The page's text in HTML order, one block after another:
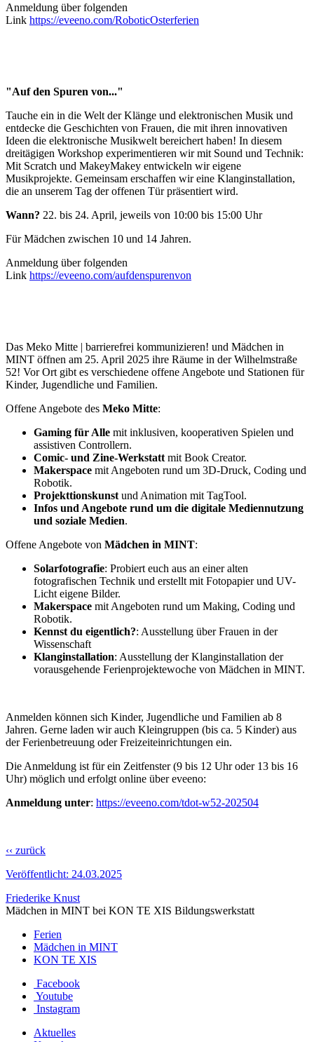
Anmeldung über folgenden
Link https://eveeno.com/RoboticOsterferien
"Auf den Spuren von..."
Tauche ein in die Welt der Klänge und elektronischen Musik und
entdecke die Geschichten von Frauen, die mit ihren innovativen
Ideen die elektronische Musikwelt bereichert haben! In diesem
dreitägigen Workshop experimentieren wir mit Sound und Technik:
Mit Scratch und MakeyMakey entwickeln wir eigene
Musikprojekte. Gemeinsam erschaffen wir eine Klanginstallation,
die an unserem Tag der offenen Tür präsentiert wird.
Wann? 22. bis 24. April, jeweils von 10:00 bis 15:00 Uhr
Für Mädchen zwischen 10 und 14 Jahren.
Anmeldung über folgenden
Link https://eveeno.com/aufdenspurenvon
Das Meko Mitte | barrierefrei kommunizieren! und Mädchen in
MINT öffnen am 25. April 2025 ihre Räume in der Wilhelmstraße
52! Vor Ort gibt es verschiedene offene Angebote und Stationen für
Kinder, Jugendliche und Familien.
Offene Angebote des Meko Mitte:
Gaming für Alle mit inklusiven, kooperativen Spielen und
assistiven Controllern.
Comic- und Zine-Werkstatt mit Book Creator.
Makerspace mit Angeboten rund um 3D-Druck, Coding und
Robotik.
Projekttionskunst und Animation mit TagTool.
Infos und Angebote rund um die digitale Mediennutzung
und soziale Medien.
Offene Angebote von Mädchen in MINT:
Solarfotografie: Probiert euch aus an einer alten
fotografischen Technik und erstellt mit Fotopapier und UV-
Licht eigene Bilder.
Makerspace mit Angeboten rund um Making, Coding und
Robotik.
Kennst du eigentlich?: Ausstellung über Frauen in der
Wissenschaft
Klanginstallation: Ausstellung der Klanginstallation der
vorausgehende Ferienprojektewoche von Mädchen in MINT.
Anmelden können sich Kinder, Jugendliche und Familien ab 8
Jahren. Gerne laden wir auch Kleingruppen (bis ca. 5 Kinder) aus
der Ferienbetreuung oder Freizeiteinrichtungen ein.
Die Anmeldung ist für ein Zeitfenster (9 bis 12 Uhr oder 13 bis 16
Uhr) möglich und erfolgt online über eveeno:
Anmeldung unter: https://eveeno.com/tdot-w52-202504
‹‹ zurück
Veröffentlicht: 24.03.2025
Friederike Knust
Mädchen in MINT bei KON TE XIS Bildungswerkstatt
Ferien
Mädchen in MINT
KON TE XIS
Facebook
Youtube
Instagram
Aktuelles